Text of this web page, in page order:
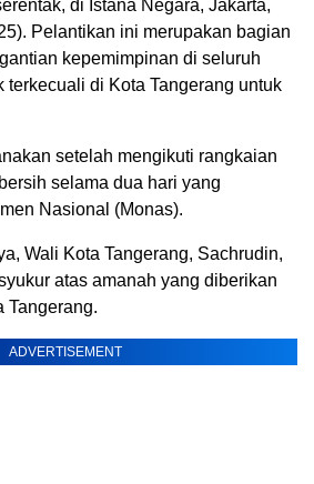
di Istana Negara, Jakarta,
Pelantikan ini merupakan bagian
kepemimpinan di seluruh
terkecuali di Kota Tangerang untuk
setelah mengikuti rangkaian
selama dua hari yang
Nasional (Monas).
Wali Kota Tangerang, Sachrudin,
atas amanah yang diberikan
Tangerang.
ADVERTISEMENT